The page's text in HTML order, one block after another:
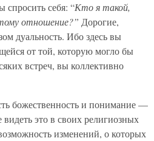
спросить себя: “Кто я такой,
отношение?” Дорогие,
дуальность. Ибо здесь вы
от той, которую могло бы
встреч, вы коллективно
божественность и понимание —
это в своих религиозных
изменений, о которых